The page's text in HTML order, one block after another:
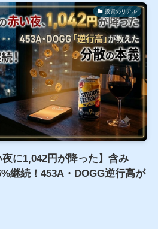
投資のリアル
夜に1,042円が降った】含み
継続！453A・DOGG逆行高が